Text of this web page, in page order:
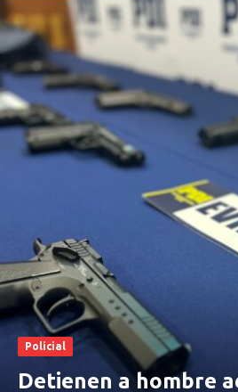
Policial
Detienen a hombre